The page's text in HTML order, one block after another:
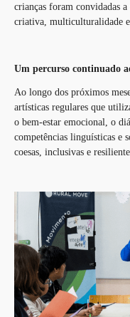
crianças foram convidadas
criativa, multiculturalidade
Um percurso continuado
Ao longo dos próximos
artísticas regulares que
o bem-estar emocional, o
competências linguísticas e
coesas, inclusivas e